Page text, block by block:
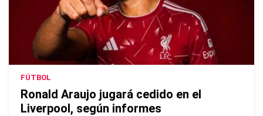
FÚTBOL
Ronald Araujo jugará cedido en el
Liverpool, según informes